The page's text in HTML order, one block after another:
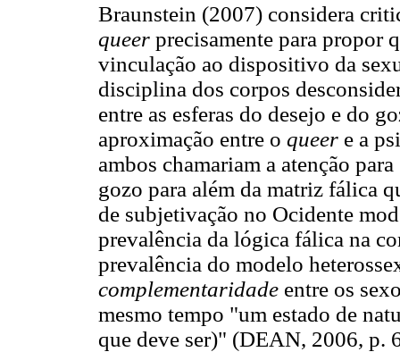
Braunstein (2007) considera
queer precisamente para propor
vinculação ao dispositivo da
disciplina dos corpos
entre as esferas do desejo e do
aproximação entre o queer e a
ambos chamariam a atenção
gozo para além da matriz fálica
de subjetivação no Ocidente
prevalência da lógica fálica na
prevalência do modelo
complementaridade entre os
mesmo tempo "um estado de
que deve ser)" (DEAN, 2006, p.